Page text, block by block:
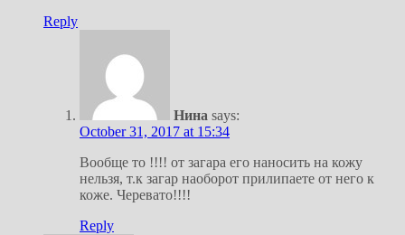
Reply
Нина says:
October 31, 2017 at 15:34
Вообще то !!!! от загара его наносить на кожу
нельзя, т.к загар наоборот прилипаете от него к
коже. Черевато!!!!
Reply